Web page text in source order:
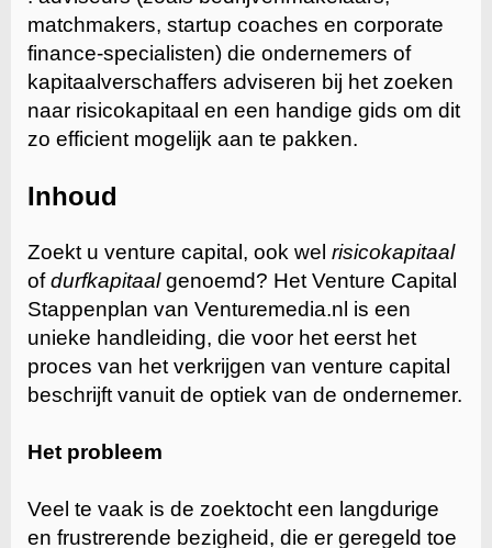
matchmakers, startup coaches en corporate
finance-specialisten) die ondernemers of
kapitaalverschaffers adviseren bij het zoeken
naar risicokapitaal en een handige gids om dit
zo efficient mogelijk aan te pakken.
Inhoud
Zoekt u venture capital, ook wel risicokapitaal
ofdurfkapitaalgenoemd? Het Venture Capital
Stappenplan van Venturemedia.nl is een
unieke handleiding, die voor het eerst het
proces van het verkrijgen van venture capital
beschrijft vanuit de optiek van de ondernemer.
Het probleem
Veel te vaak is de zoektocht een langdurige
en frustrerende bezigheid, die er geregeld toe